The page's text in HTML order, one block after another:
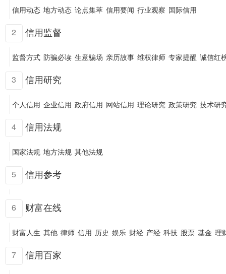
信用动态 地方动态 论点集萃 信用要闻 行业观察 国际信用
2 信用监督
监督方式 防骗必读 生意骗场 亲历故事 维权律师 专家提醒 诚信红
3 信用研究
个人信用 企业信用 政府信用 网站信用 理论研究 政策研究 技术研
4 信用法规
国家法规 地方法规 其他法规
5 信用参考
6 财富在线
财富人生 其他 律师 信用 历史 娱乐 财经 产经 科技 股票 基金 理
7 信用百家